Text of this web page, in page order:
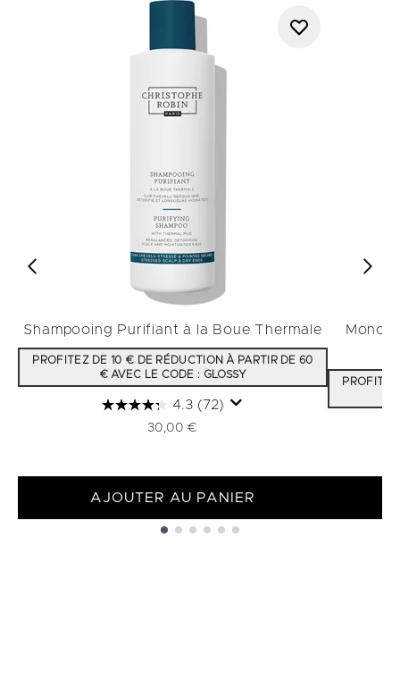
Shampooing Purifiant à la Boue Thermale
PROFITEZ DE 10 € DE RÉDUCTION À PARTIR DE 60
€ AVEC LE CODE : GLOSSY
4.3 (72)
30,00 €
AJOUTER AU PANIER
Monoï